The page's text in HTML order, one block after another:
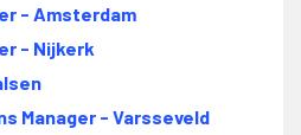
- Amsterdam
- Nijkerk
Manager - Varsseveld